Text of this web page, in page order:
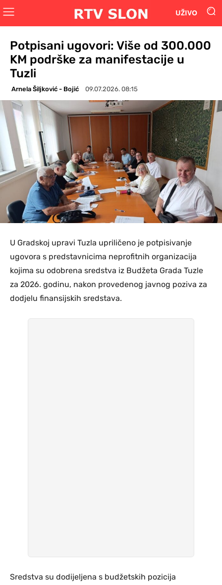
UŽIVO
Potpisani ugovori: Više od 300.000
KM podrške za manifestacije u
Tuzli
Arnela Šiljković - Bojić 09.07.2026. 08:15
U Gradskoj upravi Tuzla upriličeno je potpisivanje
ugovora s predstavnicima neprofitnih organizacija
kojima su odobrena sredstva iz Budžeta Grada Tuzle
za 2026. godinu, nakon provedenog javnog poziva za
dodjelu finansijskih sredstava.
Sredstva su dodijeljena s budžetskih pozicija